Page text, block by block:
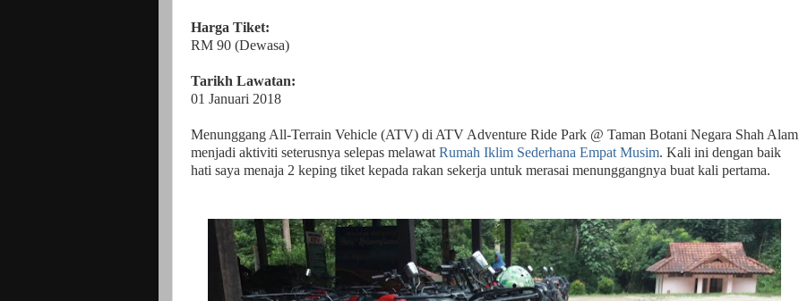
Harga Tiket:
RM 90 (Dewasa)
Tarikh Lawatan:
01 Januari 2018
Menunggang All-Terrain Vehicle (ATV) di ATV Adventure Ride Park @ Taman Botani Negara Shah Alam
menjadi aktiviti seterusnya selepas melawat Rumah Iklim Sederhana Empat Musim. Kali ini dengan baik
hati saya menaja 2 keping tiket kepada rakan sekerja untuk merasai menunggangnya buat kali pertama.